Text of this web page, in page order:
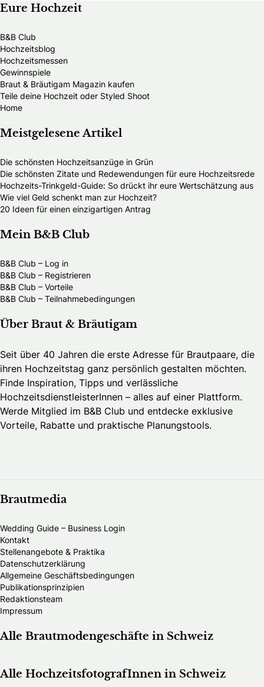
Eure Hochzeit
B&B Club
Hochzeitsblog
Hochzeitsmessen
Gewinnspiele
Braut & Bräutigam Magazin kaufen
Teile deine Hochzeit oder Styled Shoot
Home
Meistgelesene Artikel
Die schönsten Hochzeitsanzüge in Grün
Die schönsten Zitate und Redewendungen für eure Hochzeitsrede
Hochzeits-Trinkgeld-Guide: So drückt ihr eure Wertschätzung aus
Wie viel Geld schenkt man zur Hochzeit?
20 Ideen für einen einzigartigen Antrag
Mein B&B Club
B&B Club – Log in
B&B Club – Registrieren
B&B Club – Vorteile
B&B Club – Teilnahmebedingungen
Über Braut & Bräutigam
Seit über 40 Jahren die erste Adresse für Brautpaare, die
ihren Hochzeitstag ganz persönlich gestalten möchten.
Finde Inspiration, Tipps und verlässliche
HochzeitsdienstleisterInnen – alles auf einer Plattform.
Werde Mitglied im B&B Club und entdecke exklusive
Vorteile, Rabatte und praktische Planungstools.
Brautmedia
Wedding Guide – Business Login
Kontakt
Stellenangebote & Praktika
Datenschutzerklärung
Allgemeine Geschäftsbedingungen
Publikationsprinzipien
Redaktionsteam
Impressum
Alle Brautmodengeschäfte in Schweiz
Alle HochzeitsfotografInnen in Schweiz